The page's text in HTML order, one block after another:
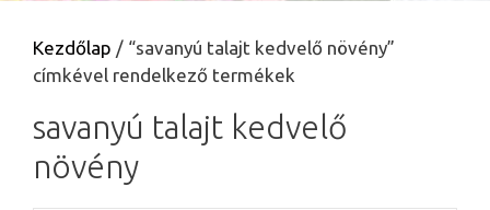
Kezdőlap / “savanyú talajt kedvelő növény”
címkével rendelkező termékek
savanyú talajt kedvelő
növény